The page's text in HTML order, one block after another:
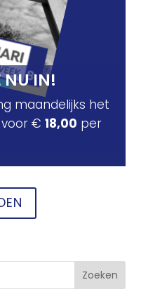
NU IN!
maandelijks het
voor € 18,00 per
Zoeken